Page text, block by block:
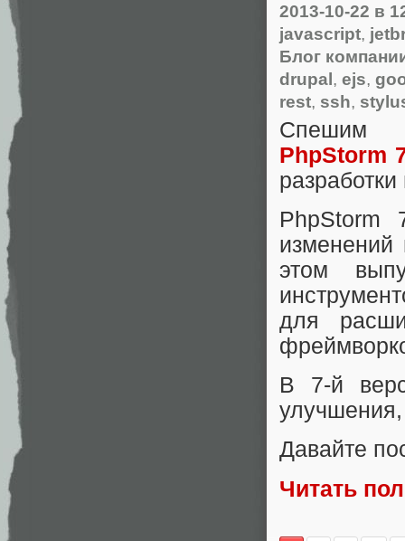
2013-10-22 в
javascript,
Блог
drupal, ejs,
rest, ssh,
Спешим
PhpStorm
PhpStorm
изменений
этом
для
В 7-й
улучшения,
Давайте
Читать